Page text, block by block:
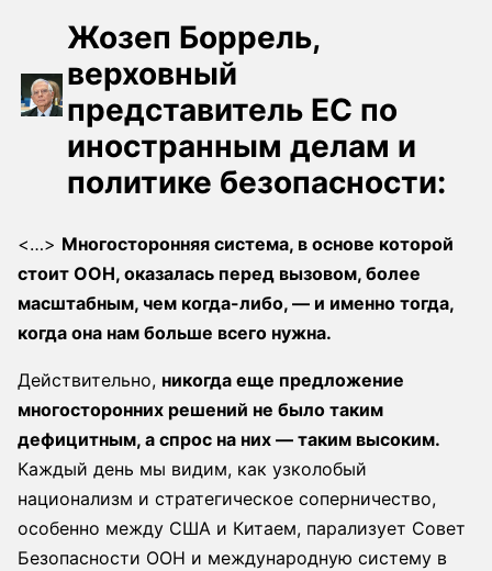
Жозеп Боррель,
верховный
представитель ЕС по
иностранным делам и
политике безопасности:
<…> Многосторонняя система, в основе которой
стоит ООН, оказалась перед вызовом, более
масштабным, чем когда-либо, — и именно тогда,
когда она нам больше всего нужна.
Действительно, никогда еще предложение
многосторонних решений не было таким
дефицитным, а спрос на них — таким высоким.
Каждый день мы видим, как узколобый
национализм и стратегическое соперничество,
особенно между США и Китаем, парализует Совет
Безопасности ООН и международную систему в